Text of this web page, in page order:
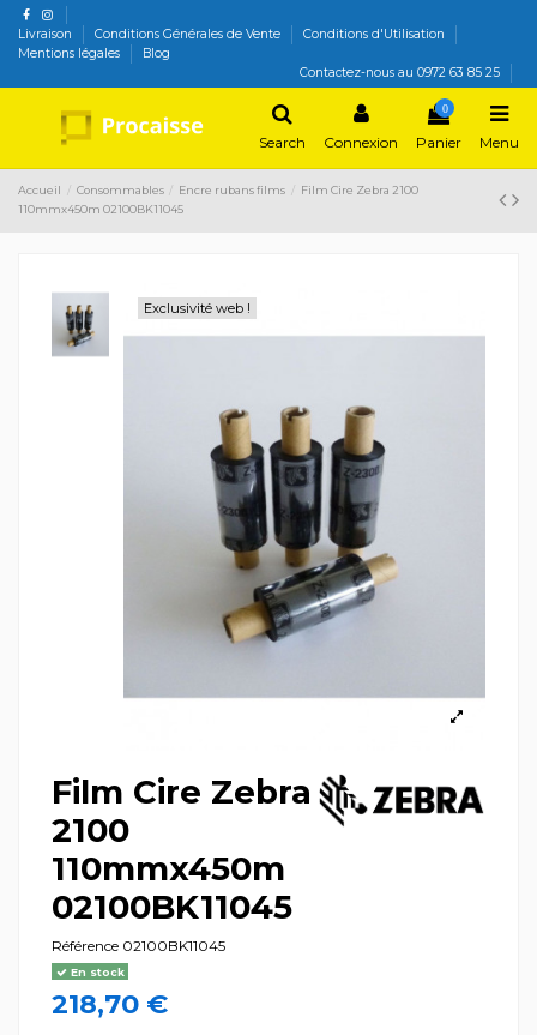
Livraison Conditions Générales de Vente
Conditions d'Utilisation
Mentions légales
Blog
Contactez-nous au 0972 63 85 25
Search Connexion
0
Panier Menu
Accueil Consommables Encre rubans films
Film Cire Zebra 2100
110mmx450m 02100BK11045
Exclusivité web !
Film Cire Zebra
2100
110mmx450m
02100BK11045
Référence 02100BK11045
En stock
218,70 €